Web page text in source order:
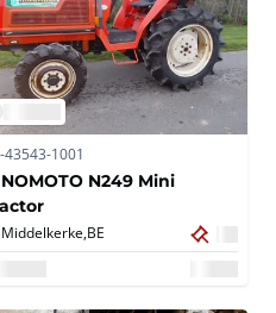
43543-1001
N249 Mini
Middelkerke,BE